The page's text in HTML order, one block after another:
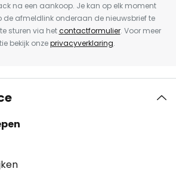
na een aankoop. Je kan op elk moment
de afmeldlink onderaan de nieuwsbrief te
sturen via hetcontactformulier. Voor meer
bekijk onzeprivacyverklaring.